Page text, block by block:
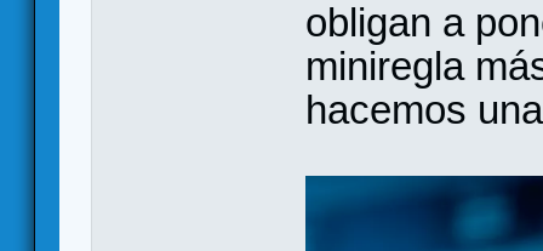
obligan a
miniregla
hacemos